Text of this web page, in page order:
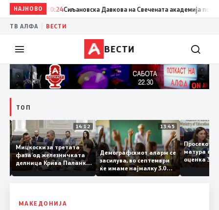
НАЈНОВО
20:24Сиљановска Давкова на Свечената академија по повод
ТВ АЛФА ВЕСТИ
ВЕСТИ
ТОП
15:20 14:12
Мицкоски за третата
фаза од железничката
делница Крива Паланка
– Деве Баир: Проектот
нема да заврши на
целина
13:45
Демографскиот аларм се
засилува, во септември
ќе имаме најмалку 3.000
првачиња помалку
матура
оценка
МАКЕДОНИЈА